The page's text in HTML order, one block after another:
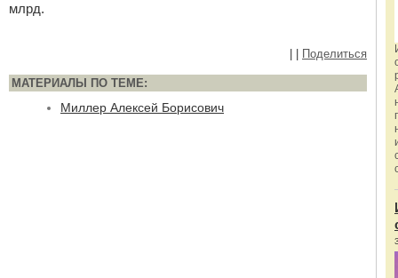
млрд.
Поделиться
МАТЕРИАЛЫ ПО ТЕМЕ:
Миллер Алексей Борисович